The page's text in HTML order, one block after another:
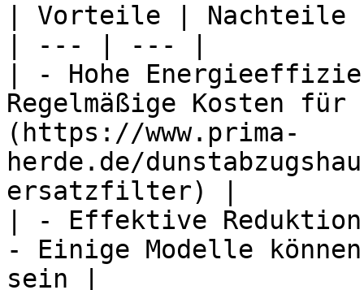
| Vorteile | Nachteile
| --- | --- |
| - Hohe
Regelmäßige Kosten
(https://www.prima-
herde.de/
ersatzfilter) |
| - Effektive Reduktion
- Einige Modelle
sein |